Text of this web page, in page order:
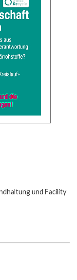
und Facility